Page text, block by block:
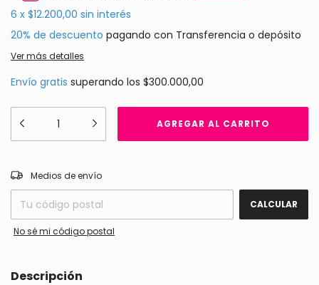
6 x $12.200,00 sin interés
20% de descuento pagando con Transferencia o depósito
Ver más detalles
Envío gratis superando los $300.000,00
Entregas para el CP:
Medios de envío
CALCULAR
No sé mi código postal
Descripción